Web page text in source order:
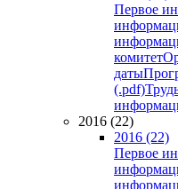
Первое
комитет
даты
(.pdf)
2016 (22)
2016 (22)
Первое